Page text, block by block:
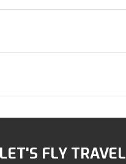
FLY TRAVEL